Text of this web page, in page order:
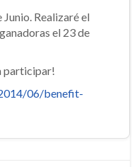
Realizaré el
el 23 de
participar!
06/benefit-